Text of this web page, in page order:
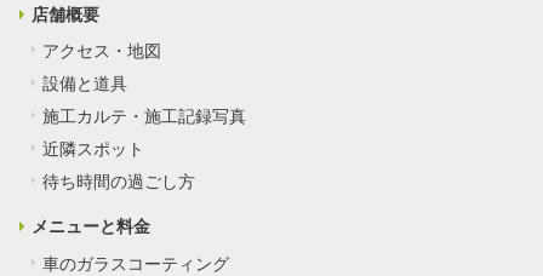
店舗概要
アクセス・地図
設備と道具
施工カルテ・施工記録写真
近隣スポット
待ち時間の過ごし方
メニューと料金
車のガラスコーティング